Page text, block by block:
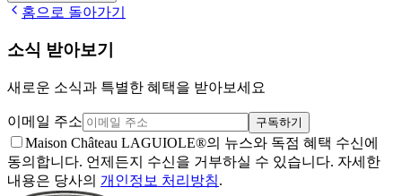
홈으로 돌아가기
소식 받아보기
새로운 소식과 특별한 혜택을 받아보세요
이메일 주소 구독하기
Maison Château LAGUIOLE®의 뉴스와 독점 혜택 수신에
동의합니다. 언제든지 수신을 거부하실 수 있습니다. 자세한
내용은 당사의 개인정보 처리방침.